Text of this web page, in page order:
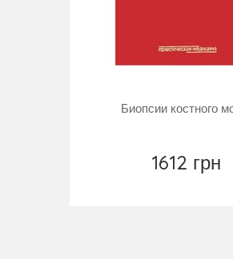
Биопсии костного
1612 грн